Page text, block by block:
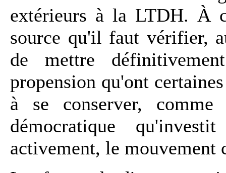
extérieurs à la LTDH. À
source qu'il faut vérifier,
de mettre
propension qu'ont
à se conserver,
démocratique
activement, le mouvement